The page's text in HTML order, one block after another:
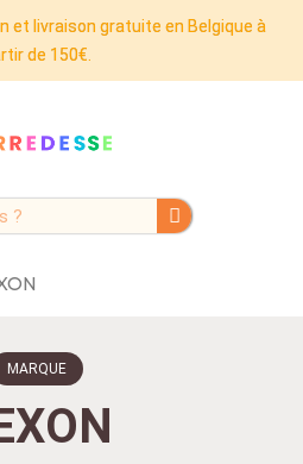
et livraison gratuite en Belgique à
de 150€.
MARQUE